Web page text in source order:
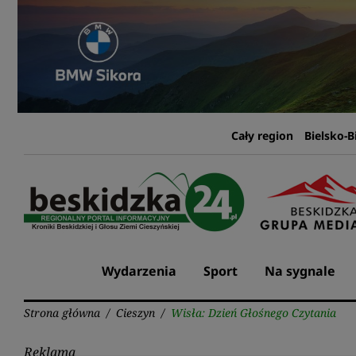
Przejdź
Cały region Bielsko-
Wydarzenia Sport Na sygnale
Strona główna / Cieszyn / Wisła: Dzień Głośnego Czytania
Reklama